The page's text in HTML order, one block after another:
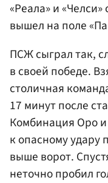
«Реала» и
вышел на поле
ПСЖ сыграл так,
в своей победе.
столичная
17 минут после
Комбинация Оро
к опасному удару
выше ворот.
неточно пробил